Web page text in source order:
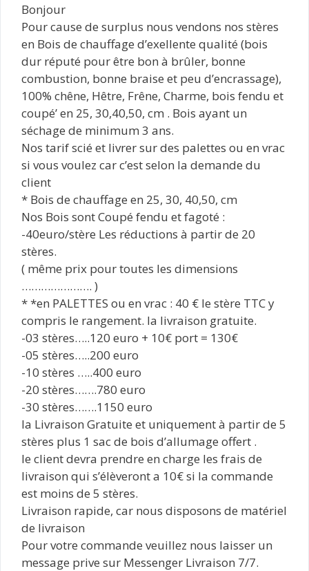
Bonjour
Pour cause de surplus nous vendons nos stères
en Bois de chauffage d’exellente qualité (bois
dur réputé pour être bon à brûler, bonne
combustion, bonne braise et peu d’encrassage),
100% chêne, Hêtre, Frêne, Charme, bois fendu et
coupé’ en 25, 30,40,50, cm . Bois ayant un
séchage de minimum 3 ans.
Nos tarif scié et livrer sur des palettes ou en vrac
si vous voulez car c’est selon la demande du
client
* Bois de chauffage en 25, 30, 40,50, cm
Nos Bois sont Coupé fendu et fagoté :
-40euro/stère Les réductions à partir de 20
stères.
( même prix pour toutes les dimensions
…………………. )
* *en PALETTES ou en vrac : 40 € le stère TTC y
compris le rangement. la livraison gratuite.
-03 stères…..120 euro + 10€ port = 130€
-05 stères…..200 euro
-10 stères …..400 euro
-20 stères…….780 euro
-30 stères…….1150 euro
la Livraison Gratuite et uniquement à partir de 5
stères plus 1 sac de bois d’allumage offert .
le client devra prendre en charge les frais de
livraison qui s’élèveront a 10€ si la commande
est moins de 5 stères.
Livraison rapide, car nous disposons de matériel
de livraison
Pour votre commande veuillez nous laisser un
message prive sur Messenger Livraison 7/7.